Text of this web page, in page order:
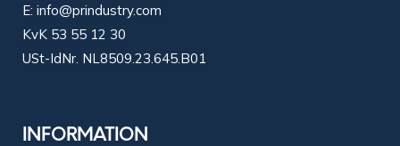
E: info@prindustry.com
KvK 53 55 12 30
USt-IdNr. NL8509.23.645.B01
INFORMATION